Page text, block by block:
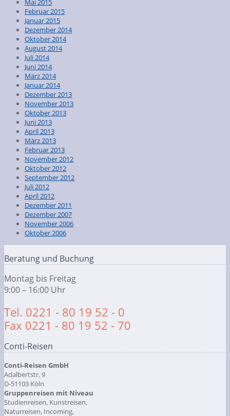
Mai 2015
Februar 2015
Januar 2015
Dezember 2014
Oktober 2014
August 2014
Juli 2014
Juni 2014
März 2014
Januar 2014
Dezember 2013
November 2013
Oktober 2013
Juni 2013
April 2013
März 2013
Februar 2013
November 2012
Oktober 2012
September 2012
Juli 2012
April 2012
Dezember 2011
Dezember 2007
November 2006
Oktober 2006
Beratung und Buchung
Montag bis Freitag
9:00 – 16:00 Uhr
Tel. 0221 - 80 19 52 - 0
Fax 0221 - 80 19 52 - 70
Conti-Reisen
Conti-Reisen GmbH
Adalbertstr. 9
D-51103 Köln
Gruppenreisen mit Niveau
Studienreisen, Kunstreisen,
Naturreisen, Incoming,